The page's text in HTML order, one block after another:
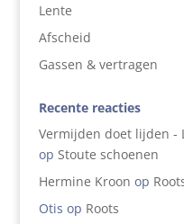
Lente
Afscheid
Gassen & vertragen
Recente reacties
Vermijden doet lijden -
op Stoute schoenen
Hermine Kroon op
Otis op Roots